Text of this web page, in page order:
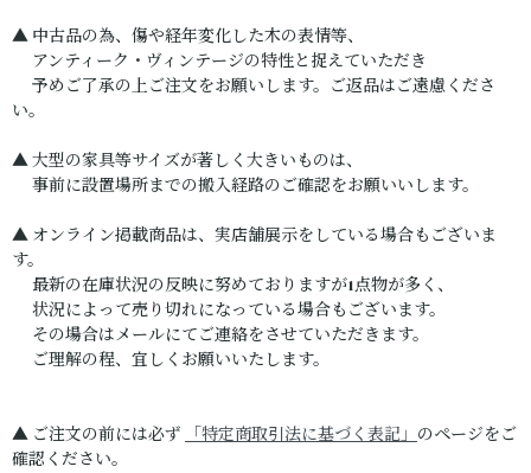
▲ 中古品の為、傷や経年変化した木の表情等、
アンティーク・ヴィンテージの特性と捉えていただき
予めご了承の上ご注文をお願いします。ご返品はご遠慮くださ
い。
▲ 大型の家具等サイズが著しく大きいものは、
事前に設置場所までの搬入経路のご確認をお願いいします。
▲ オンライン掲載商品は、実店舗展示をしている場合もございま
す。
最新の在庫状況の反映に努めておりますが1点物が多く、
状況によって売り切れになっている場合もございます。
その場合はメールにてご連絡をさせていただきます。
ご理解の程、宜しくお願いいたします。
▲ ご注文の前には必ず 「特定商取引法に基づく表記」のページをご
確認ください。